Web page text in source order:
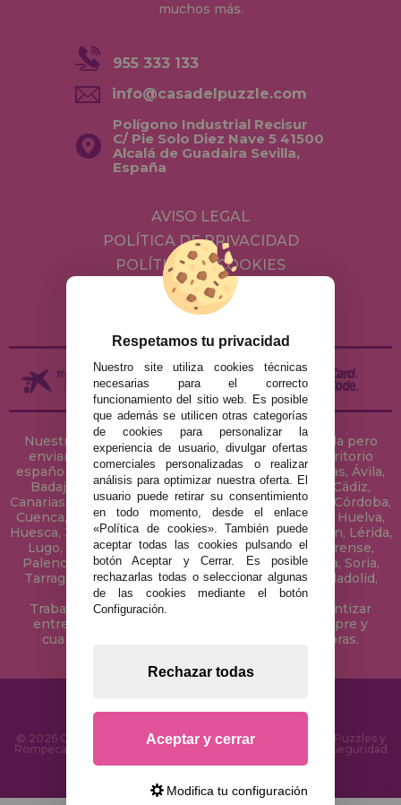
muchos más.
955 333 133
info@casadelpuzzle.com
Polígono Industrial Recisur
C/ Pie Solo Diez Nave 5 41500
Alcalá de Guadaira Sevilla,
España
AVISO LEGAL
POLÍTICA DE PRIVACIDAD
POLÍTICA DE COOKIES
ENVÍOS Y DEVOLUCIONES
DEVOLUCIONES / DESISTIMIENTO
Nuestra tienda de puzzles está ubicada en Sevilla pero
enviamos tus puzzles a cualquier ciudad del territorio
español: Álava, Albacete, Alicante, Almería, Asturias, Ávila,
Badajoz, Baleares, Barcelona, Burgos, Cáceres, Cádiz,
Canarias, Cantabria, Castellón, Ceuta, Ciudad Real, Córdoba,
Cuenca, Gerona, Granada, Guadalajara, Guipúzcoa, Huelva,
Huesca, Jaén, La Coruña, La Rioja, Las Palmas, Leon, Lérida,
Lugo, Madrid, Málaga, Melilla, Murcia, Navarra, Orense,
Palencia, Pontevedra, Salamanca, Segovia, Sevilla, Soria,
Tarragona, Tenerife, Teruel, Toledo, Valencia, Valladolid,
Vizcaya, Zamora y Zaragoza.
Trabajamos con Stocks permanentes para garantizar
entregas rápidas en territorio peninsular, siempre y
cuando el pedido se realice antes de las 18 horas.
© 2026 CasaDelPuzzle.com - Tienda Online para comprar Puzzles y
Rompecabezas en Internet. Entrega Rápida en 24 Horas y Seguridad
Respetamos tu privacidad
Nuestro site utiliza cookies técnicas
necesarias para el correcto
funcionamiento del sitio web. Es posible
que además se utilicen otras categorías
de cookies para personalizar la
experiencia de usuario, divulgar ofertas
comerciales personalizadas o realizar
análisis para optimizar nuestra oferta. El
usuario puede retirar su consentimiento
en todo momento, desde el enlace
«Política de cookies». También puede
aceptar todas las cookies pulsando el
botón Aceptar y Cerrar. Es posible
rechazarlas todas o seleccionar algunas
de las cookies mediante el botón
Configuración.
Rechazar todas
Aceptar y cerrar
Modifica tu configuración